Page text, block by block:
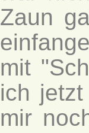
Zaun
mit
ich
mir